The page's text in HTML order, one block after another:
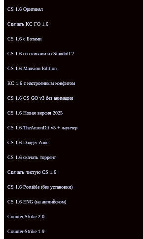
CS 1.6 Оригинал
Скачать КС ГО 1.6
CS 1.6 с Ботами
CS 1.6 со скинами из Standoff 2
CS 1.6 Mansion Edition
КС 1.6 с настроенным конфигом
CS 1.6 CS GO v3 без анимации
CS 1.6 Новая версия 2025
CS 1.6 TheAmonDit v5 + лаунчер
CS 1.6 Danger Zone
CS 1.6 скачать торрент
Скачать чистую CS 1.6
CS 1.6 Portable (без установки)
CS 1.6 ENG (на английском)
Counter-Strike 2.0
Counter-Strike 1.9